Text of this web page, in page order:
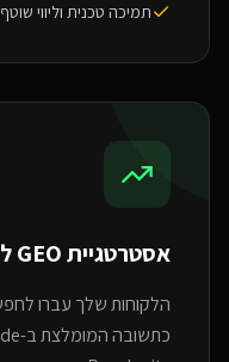
תמיכה טכנית וליווי שוטף
אסטרטגיית GEO ל